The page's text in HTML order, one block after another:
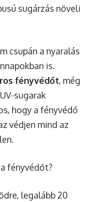
sugárzás növeli
csupán a nyaralás
is.
fényvédőt, még
sugarak
hogy a fényvédő
védjen mind az
fényvédőt?
legalább 20